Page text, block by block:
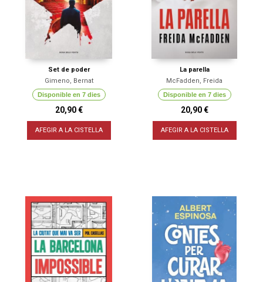
Set de poder
Gimeno, Bernat
Disponible en 7 dies
20,90 €
AFEGIR A LA CISTELLA
La parella
McFadden, Freida
Disponible en 7 dies
20,90 €
AFEGIR A LA CISTELLA